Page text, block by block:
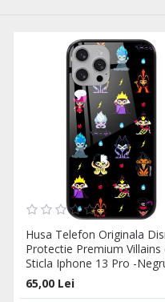
Husa Telefon Originala
Protectie Premium Villains
Sticla Iphone 13 Pro -
65,00 Lei